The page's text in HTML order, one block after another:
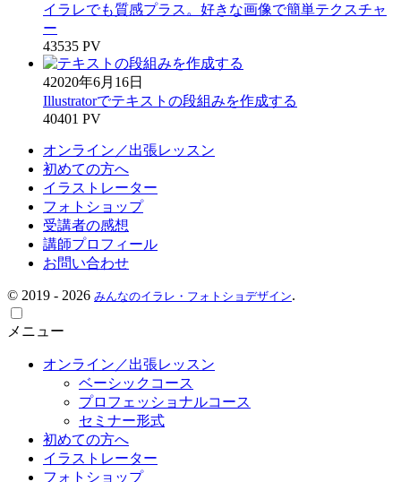
イラレでも質感プラス。好きな画像で簡単テクスチャ
ー
43535 PV
42020年6月16日
Illustratorでテキストの段組みを作成する
40401 PV
オンライン／出張レッスン
初めての方へ
イラストレーター
フォトショップ
受講者の感想
講師プロフィール
お問い合わせ
© 2019 - 2026 みんなのイラレ・フォトショデザイン.
メニュー
オンライン／出張レッスン
ベーシックコース
プロフェッショナルコース
セミナー形式
初めての方へ
イラストレーター
フォトショップ